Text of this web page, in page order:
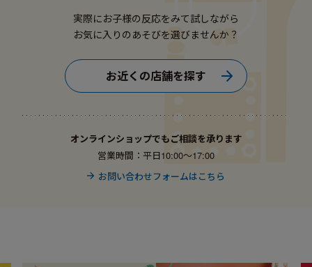
実際にお子様の反応をみて試しながら
お気に入りのあそびを選びませんか？
お近くの店舗を探す
オンラインショップでもご相談を承ります
営業時間：平日10:00〜17:00
お問い合わせフォームはこちら